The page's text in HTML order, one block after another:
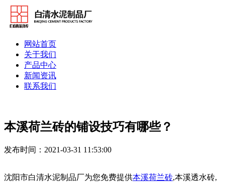
网站首页
关于我们
产品中心
新闻资讯
联系我们
本溪荷兰砖的铺设技巧有哪些？
发布时间：2021-03-31 11:53:00
沈阳市白清水泥制品厂为您免费提供本溪荷兰砖,本溪透水砖,